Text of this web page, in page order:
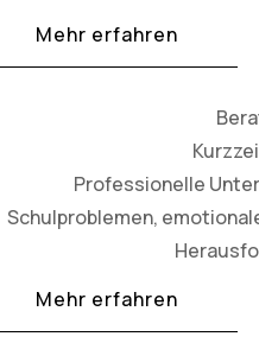
Mehr erfahren
Professionelle
Schulproblemen,
Mehr erfahren